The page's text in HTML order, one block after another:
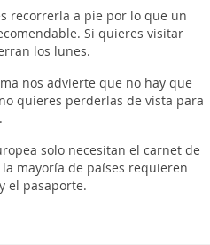
recorrerla a pie por lo que un
Si quieres visitar
los lunes.
nos advierte que no hay que
quieres perderlas de vista para
solo necesitan el carnet de
mayoría de países requieren
el pasaporte.